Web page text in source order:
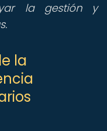
la gestión y
la